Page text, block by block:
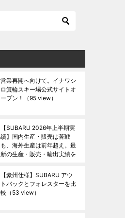
営業再開へ向けて。イナワシ
ロ箕輪スキー場公式サイトオ
ープン！
（95 view）
【SUBARU 2026年上半期実
績】国内生産・販売は苦戦
も、海外生産は前年超え。最
新の生産・販売・輸出実績を
【豪州仕様】SUBARU アウ
トバックとフォレスターを比
較 （53 view）